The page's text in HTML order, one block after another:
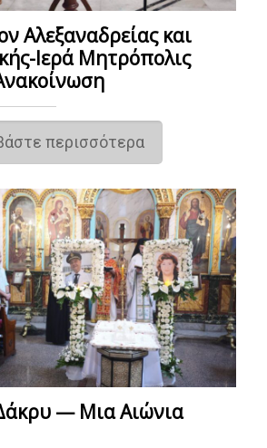
Αλεξαναδρείας και
Ιερά Μητρόπολις
περισσότερα
— Μια Αιώνια